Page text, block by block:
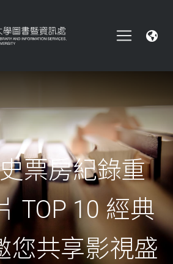
票房紀錄重
TOP 10 經典
您共享影視盛